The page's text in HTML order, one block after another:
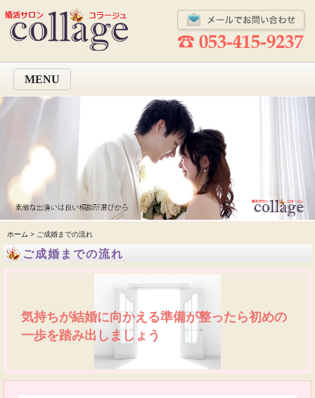
MENU
ホーム > ご成婚までの流れ
ご成婚までの流れ
気持ちが結婚に向かえる準備が整ったら初めの
一歩を踏み出しましょう